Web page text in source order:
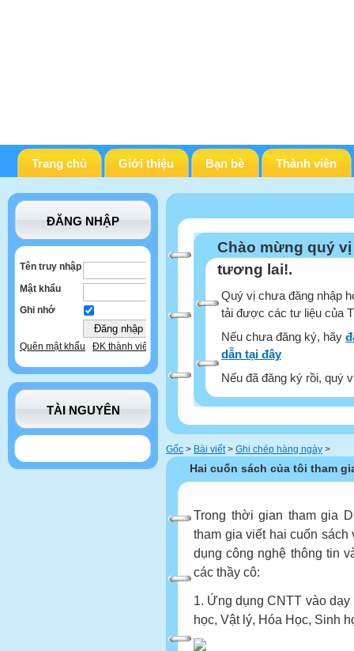
Trang chủ Giới thiệu Bạn bè Thành viên
ĐĂNG NHẬP
Tên truy nhập
Mật khẩu
Ghi nhớ
Quên mật khẩu ĐK thành viên
TÀI NGUYÊN
Chào mừng quý
tương lai!.
Quý vị chưa đăng nhập
tải được các tư liệu của
Nếu chưa đăng ký, hãy
dẫn tại đây
Nếu đã đăng ký rồi, quý
Gốc > Bài viết> Ghi chép hàng ngày >
Hai cuốn sách của tôi tham
Trong thời gian tham gia
tham gia viết hai cuốn
dụng công nghệ thông tin
các thầy cô:
1. Ứng dụng CNTT vào
học, Vật lý, Hóa Học, Sinh